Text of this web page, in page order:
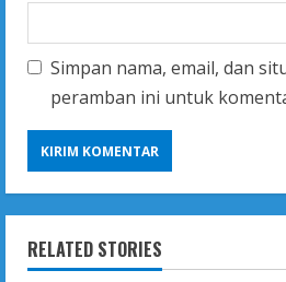
Simpan nama, email, dan
peramban ini untuk
RELATED STORIES